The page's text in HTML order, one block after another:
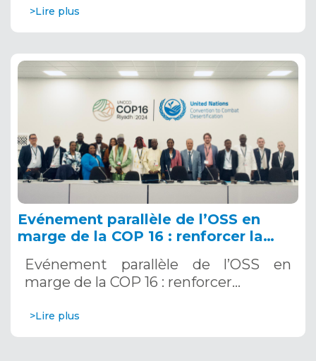
>Lire plus
Evénement parallèle de l’OSS en
marge de la COP 16 : renforcer la
Systèmes d’Alerte Précoce
Multirisques. 12 décembre 2024
Evénement parallèle de l’OSS en
marge de la COP 16 : renforcer…
>Lire plus